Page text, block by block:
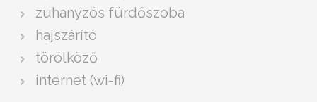
zuhanyzós fürdőszoba
hajszárító
törölköző
internet (wi-fi)